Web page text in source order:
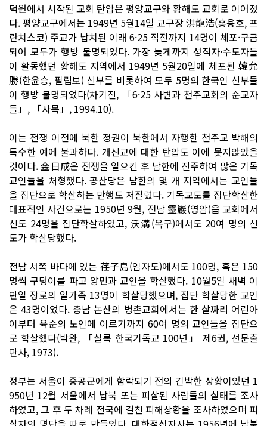
덕원에서 시작된 교회 탄압은 평양교구와 황해도 교회로 이어졌
다. 평양교구에서는 1949년 5월14일 교구장 洪龍浩(홍용호, 프
란치스코) 주교가 납치된 이래 6·25 직전까지 14명이 체포·구금
되어 모두가 행방 불명되었다. 가장 늦게까지 성직자·수도자들
이 활동했던 황해도 지역에서 1949년 5월20일에 체포된 韓允
勝(한윤승, 필립보) 신부를 비롯하여 모두 5명의 한국인 신부들
이 행방 불명되었다(차기진, 「6·25 사변과 천주교회의 순교자
들」, 「사목」, 1994.10).
이는 전쟁 이전에 북한 정권이 북한에서 자행한 천주교 박해의
특수한 예에 불과하다. 개신교에 대한 탄압도 이에 못지않았을
것이다. 金日成은 전쟁을 일으킨 후 남한에 진주하여 많은 기독
교인들을 처형했다. 공산당은 남한의 몇 개 지역에서는 교인들
을 집단으로 학살하는 만행도 저질렀다. 기독교도를 집단학살한
대표적인 사건으로는 1950년 9월, 전남 靈巖(영암)읍 교회에서
신도 24명을 집단학살하였고, 沃溝(옥구)에서도 20여 명의 신
도가 학살당했다.
전남 서쪽 바다에 있는 荏子島(임자도)에서도 100명, 혹은 150
명씩 구덩이를 파고 양민과 교인을 학살했다. 10월5일 새벽 이
판일 장로의 일가족 13명이 학살당했으며, 집단 학살당한 교인
은 43명이었다. 충남 논산의 병촌교회에서는 한 살짜리 어린아
이부터 육순의 노인에 이르기까지 60여 명의 교인들을 집단으
로 학살했다(박완, 「실록 한국기독교 100년」 제6권, 선문출
판사, 1973).
정부는 서울이 중공군에게 함락되기 전의 긴박한 상황이었던 1
950년 12월 서울에서 납북 또는 피살된 사람들의 실태를 조사
하였고, 그 후 두 차례 전국에 걸친 피해상황을 조사하였으며 피